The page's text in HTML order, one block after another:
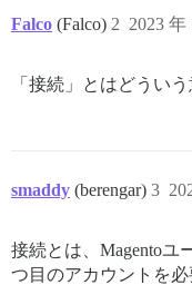
Falco (Falco) 2023
2
「接続」とはどうい
smaddy (berengar) 3
接続とは、Magentoユ
つ目のアカウントを必